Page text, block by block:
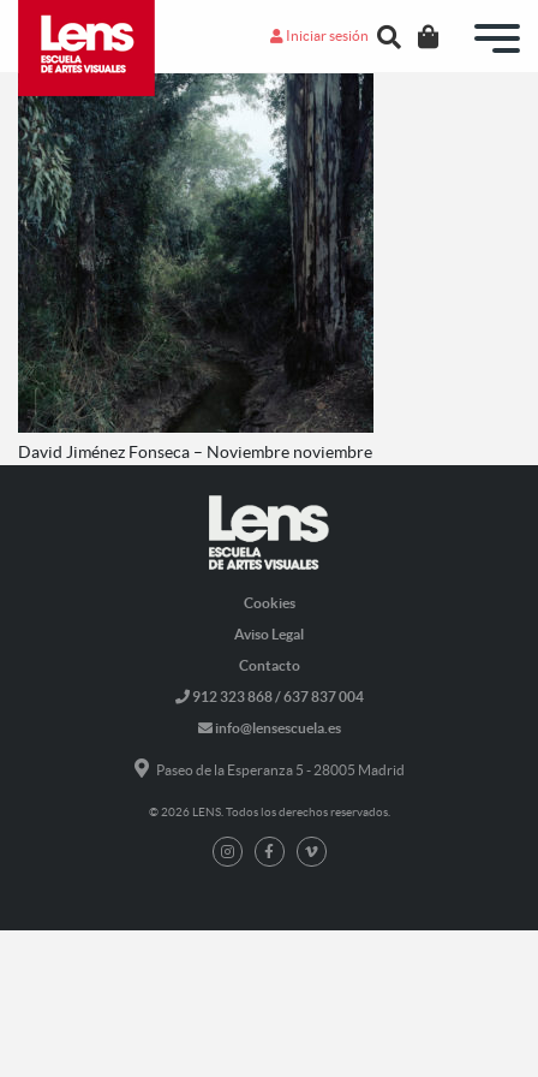
Iniciar sesión
David Jiménez Fonseca – Noviembre noviembre
Cookies
Aviso Legal
Contacto
912 323 868 / 637 837 004
info@lensescuela.es
Paseo de la Esperanza 5 - 28005 Madrid
© 2026 LENS. Todos los derechos reservados.